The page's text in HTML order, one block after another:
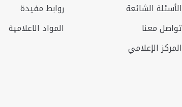
الأسئلة الشائعة
تواصل معنا
المركز الإعلامي
روابط مفيدة
المواد الاعلامية